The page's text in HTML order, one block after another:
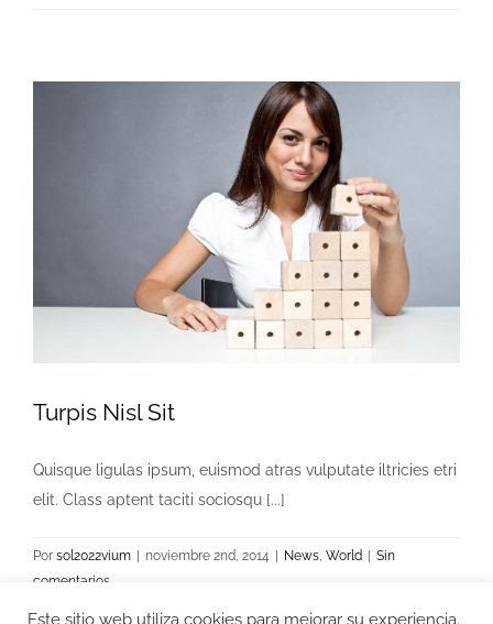
Turpis Nisl Sit
Quisque ligulas ipsum, euismod atras vulputate iltricies etri
elit. Class aptent taciti sociosqu [...]
Por sol2022vium | noviembre 2nd, 2014 | News World | Sin
comentarios
Este sitio web utiliza cookies para mejorar su experiencia.